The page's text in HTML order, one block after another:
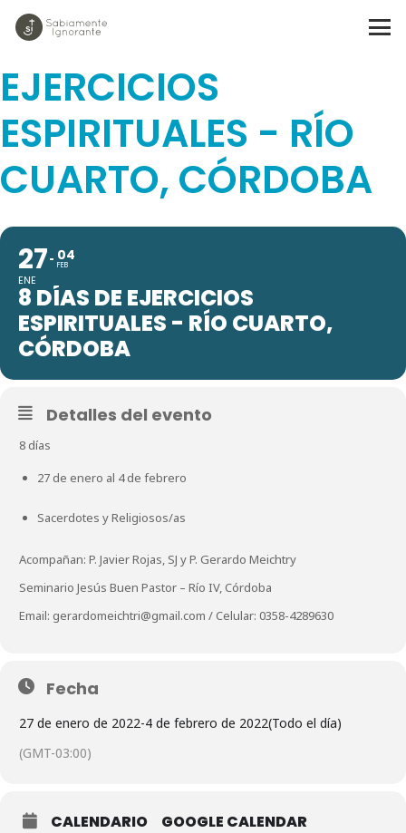
8 DÍAS DE
EJERCICIOS
ESPIRITUALES - RÍO
CUARTO, CÓRDOBA
27
ENE
04
FEB
8 DÍAS DE EJERCICIOS
ESPIRITUALES - RÍO CUARTO,
CÓRDOBA
Detalles del evento
8 días
27 de enero al 4 de febrero
Sacerdotes y Religiosos/as
Acompañan: P. Javier Rojas, SJ y P. Gerardo Meichtry
Seminario Jesús Buen Pastor – Río IV, Córdoba
Email: gerardomeichtri@gmail.com / Celular: 0358-4289630
Fecha
27 de enero de 2022-4 de febrero de 2022(Todo el día)
(GMT-03:00)
CALENDARIO GOOGLE CALENDAR